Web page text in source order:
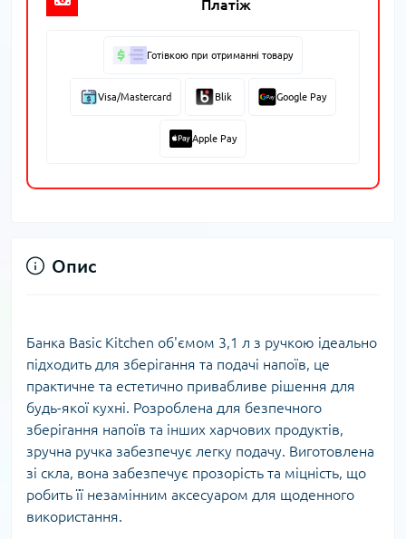
Платіж
Готівкою при отриманні товару
Visa/Mastercard Blik Google Pay
Apple Pay
Опис
Банка Basic Kitchen об'ємом 3,1 л з ручкою ідеально
підходить для зберігання та подачі напоїв, це
практичне та естетично привабливе рішення для
будь-якої кухні. Розроблена для безпечного
зберігання напоїв та інших харчових продуктів,
зручна ручка забезпечує легку подачу. Виготовлена
зі скла, вона забезпечує прозорість та міцність, що
робить її незамінним аксесуаром для щоденного
використання.